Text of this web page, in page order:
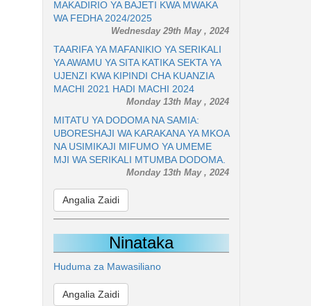
MAKADIRIO YA BAJETI KWA MWAKA
WA FEDHA 2024/2025
Wednesday 29th May , 2024
TAARIFA YA MAFANIKIO YA SERIKALI
YA AWAMU YA SITA KATIKA SEKTA YA
UJENZI KWA KIPINDI CHA KUANZIA
MACHI 2021 HADI MACHI 2024
Monday 13th May , 2024
MITATU YA DODOMA NA SAMIA:
UBORESHAJI WA KARAKANA YA MKOA
NA USIMIKAJI MIFUMO YA UMEME
MJI WA SERIKALI MTUMBA DODOMA.
Monday 13th May , 2024
Angalia Zaidi
Ninataka
Huduma za Mawasiliano
Angalia Zaidi